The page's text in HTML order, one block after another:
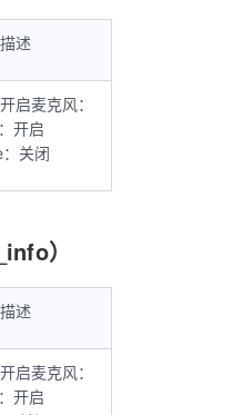
述
启麦克风：
开启
关闭
）
述
启麦克风：
开启